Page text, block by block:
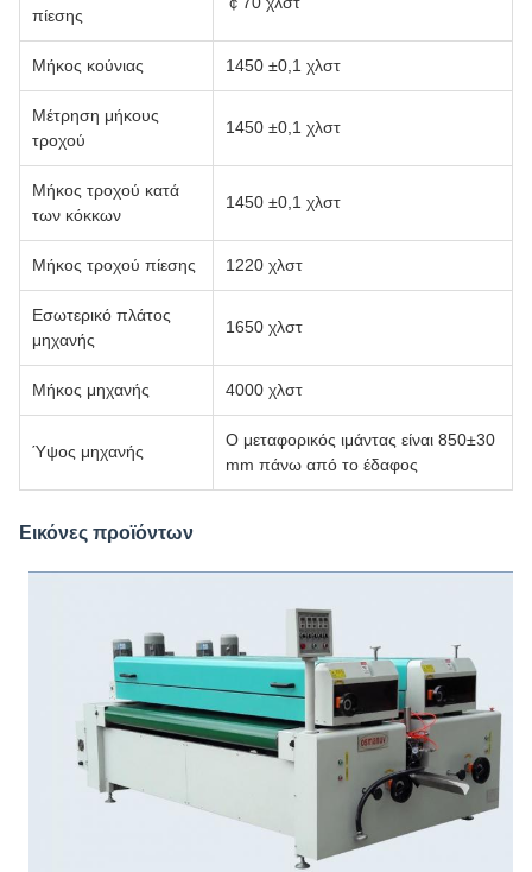
πίεσης
Μήκος κούνιας 1450 ±0,1 χλστ
Μέτρηση μήκους
τροχού
1450 ±0,1 χλστ
Μήκος τροχού κατά
των κόκκων
1450 ±0,1 χλστ
Μήκος τροχού πίεσης 1220 χλστ
Εσωτερικό πλάτος
μηχανής
1650 χλστ
Μήκος μηχανής 4000 χλστ
Ύψος μηχανής
Ο μεταφορικός ιμάντας είναι 850±30
mm πάνω από το έδαφος
Εικόνες προϊόντων